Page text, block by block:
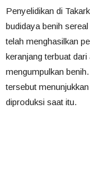
Penyelidikan di
budidaya benih
telah menghasilkan
keranjang terbuat
mengumpulkan
tersebut
diproduksi saat itu.